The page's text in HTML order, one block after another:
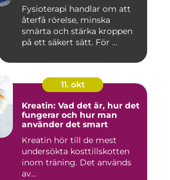
Fysioterapi handlar om att
återfå rörelse, minska
smärta och stärka kroppen
på ett säkert sätt. För ...
11. okt
Kreatin: Vad det är, hur det
fungerar och hur man
använder det smart
Kreatin hör till de mest
undersökta kosttillskotten
inom träning. Det används
av...